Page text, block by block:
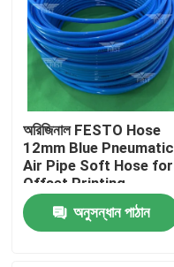
পণ্য
আমাদের সম্পর্কে
কারখানা পরিদর্শন
গুণমান নিয়ন্ত্রণ
আমাদের সাথে যোগাযোগ করুন
অরিজিনাল FESTO Hose
12mm Blue Pneumatic
Air Pipe Soft Hose for
Offset Printing
Machine (অফসেট প্রিন্টিং
মেশিনের জন্য মূল FESTO
নল)
অনুসন্ধান পাঠান